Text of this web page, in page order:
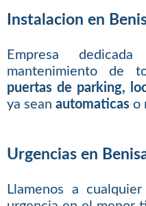
Instalacion en
Empresa
mantenimiento de
puertas de parking,
ya sean automaticaso
Urgencias en
Llamenos a